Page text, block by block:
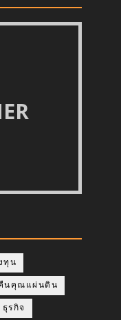
ทุน
นคุณแผ่นดิน
ธุรกิจ